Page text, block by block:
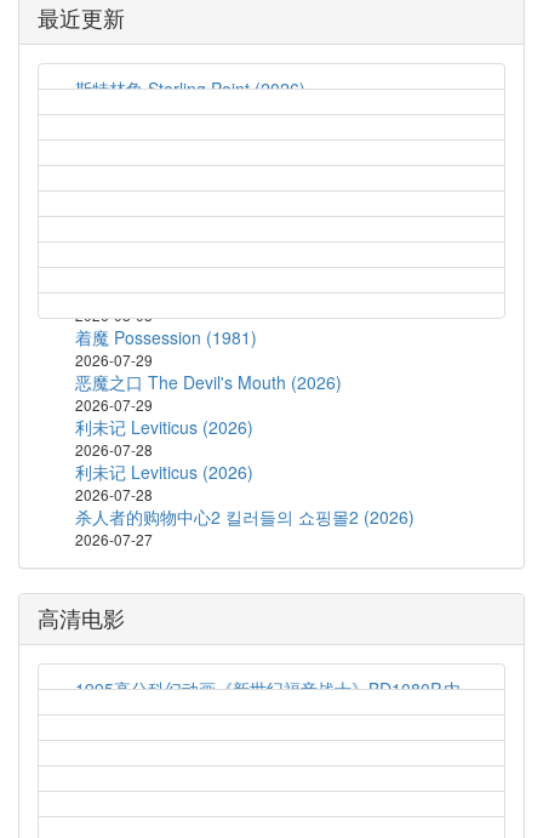
最近更新
斯特林角 Sterling Point (2026)
2026-08-05
猛尸一家亲 Lockbox (2026)
鬼玩人6：炼狱 Evil Dead Burn (2026)
2026-08-04
蝙蝠侠：披风战士 第二季 Batman: Caped Crusader
Season 2 (2026)
2026-08-03
着魔 Possession (1981)
2026-07-29
恶魔之口 The Devil's Mouth (2026)
2026-07-29
利未记 Leviticus (2026)
2026-07-28
利未记 Leviticus (2026)
2026-07-28
杀人者的购物中心2 킬러들의 쇼핑몰2 (2026)
2026-07-27
高清电影
1995高分科幻动画《新世纪福音战士》BD1080P.内
封简繁字幕
2021-03-19